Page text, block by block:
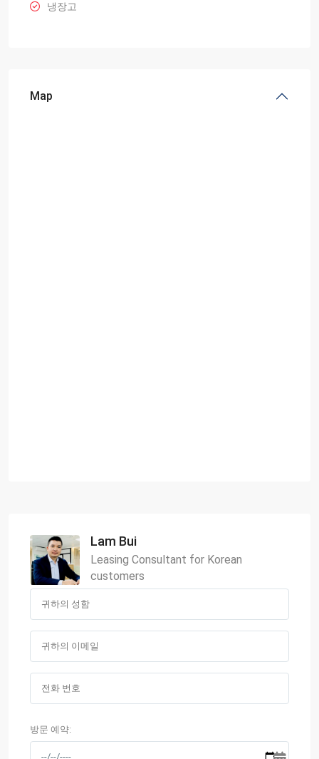
냉장고
Map
Lam Bui
Leasing Consultant for Korean
customers
방문 예약: